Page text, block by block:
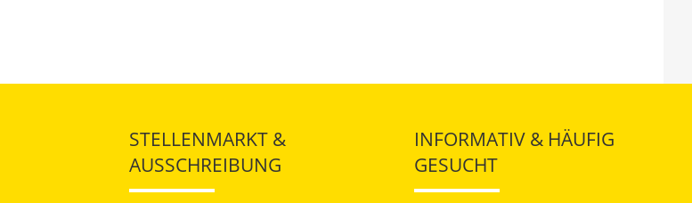
STELLENMARKT &
AUSSCHREIBUNG
INFORMATIV & HÄUFIG
GESUCHT